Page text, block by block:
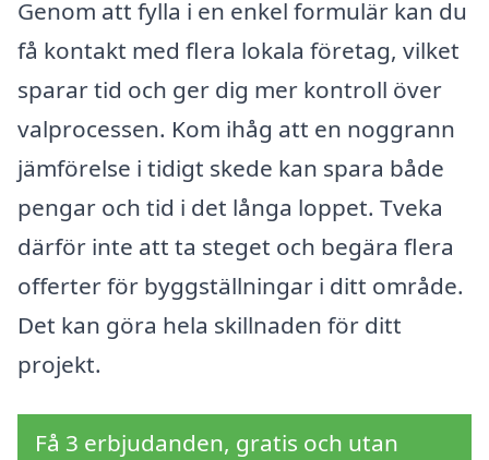
Genom att fylla i en enkel formulär kan du
få kontakt med flera lokala företag, vilket
sparar tid och ger dig mer kontroll över
valprocessen. Kom ihåg att en noggrann
jämförelse i tidigt skede kan spara både
pengar och tid i det långa loppet. Tveka
därför inte att ta steget och begära flera
offerter för byggställningar i ditt område.
Det kan göra hela skillnaden för ditt
projekt.
Få 3 erbjudanden, gratis och utan